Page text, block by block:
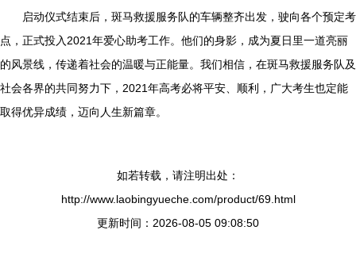
启动仪式结束后，斑马救援服务队的车辆整齐出发，驶向各个预定考
点，正式投入2021年爱心助考工作。他们的身影，成为夏日里一道亮丽
的风景线，传递着社会的温暖与正能量。我们相信，在斑马救援服务队及
社会各界的共同努力下，2021年高考必将平安、顺利，广大考生也定能
取得优异成绩，迈向人生新篇章。
如若转载，请注明出处：
http://www.laobingyueche.com/product/69.html
更新时间：2026-08-05 09:08:50